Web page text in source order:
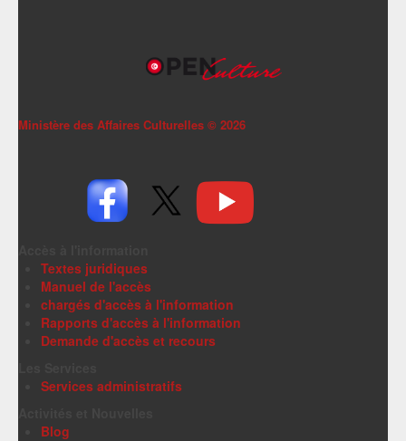
Ministère des Affaires Culturelles © 2026
Textes juridiques
Manuel de l'accès
chargés d'accès à l'information
Rapports d'accès à l'information
Demande d'accès et recours
Services administratifs
Blog